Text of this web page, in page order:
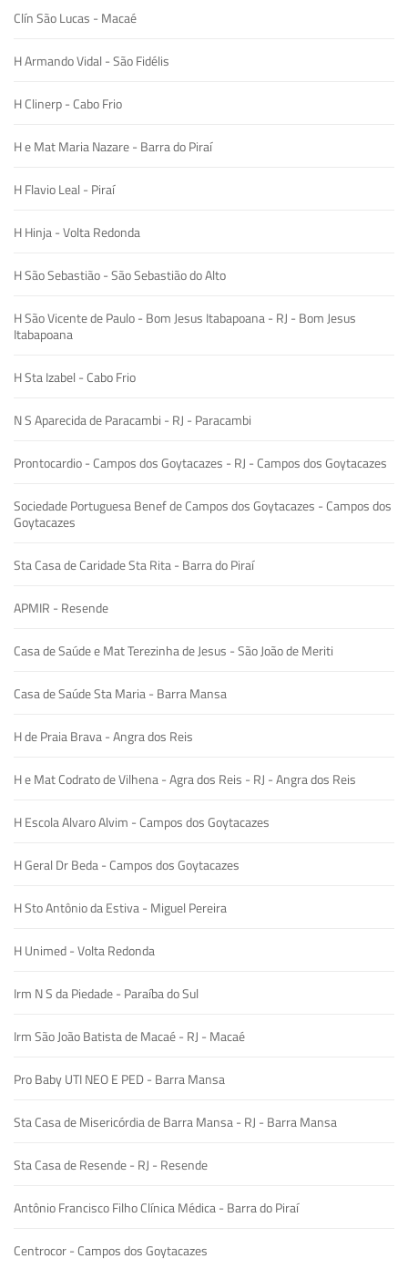
Clín São Lucas - Macaé
H Armando Vidal - São Fidélis
H Clinerp - Cabo Frio
H e Mat Maria Nazare - Barra do Piraí
H Flavio Leal - Piraí
H Hinja - Volta Redonda
H São Sebastião - São Sebastião do Alto
H São Vicente de Paulo - Bom Jesus Itabapoana - RJ - Bom Jesus
Itabapoana
H Sta Izabel - Cabo Frio
N S Aparecida de Paracambi - RJ - Paracambi
Prontocardio - Campos dos Goytacazes - RJ - Campos dos Goytacazes
Sociedade Portuguesa Benef de Campos dos Goytacazes - Campos dos
Goytacazes
Sta Casa de Caridade Sta Rita - Barra do Piraí
APMIR - Resende
Casa de Saúde e Mat Terezinha de Jesus - São João de Meriti
Casa de Saúde Sta Maria - Barra Mansa
H de Praia Brava - Angra dos Reis
H e Mat Codrato de Vilhena - Agra dos Reis - RJ - Angra dos Reis
H Escola Alvaro Alvim - Campos dos Goytacazes
H Geral Dr Beda - Campos dos Goytacazes
H Sto Antônio da Estiva - Miguel Pereira
H Unimed - Volta Redonda
Irm N S da Piedade - Paraíba do Sul
Irm São João Batista de Macaé - RJ - Macaé
Pro Baby UTI NEO E PED - Barra Mansa
Sta Casa de Misericórdia de Barra Mansa - RJ - Barra Mansa
Sta Casa de Resende - RJ - Resende
Antônio Francisco Filho Clínica Médica - Barra do Piraí
Centrocor - Campos dos Goytacazes